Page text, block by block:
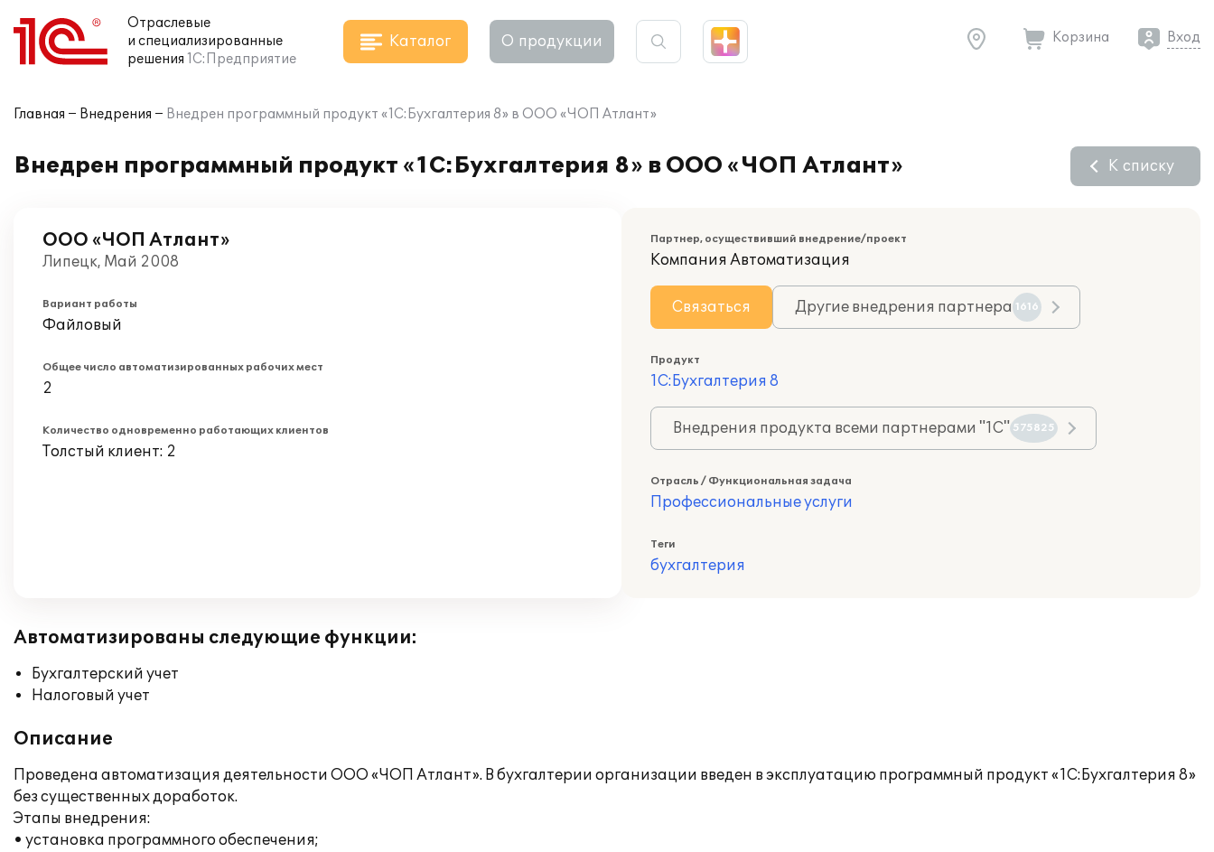
Отраслевые
и специализированные
решения 1С:Предприятие
Каталог О продукции Корзина Вход
Главная Внедрения Внедрен программный продукт «1С:Бухгалтерия 8» в ООО «ЧОП Атлант»
Внедрен программный продукт «1С:Бухгалтерия 8» в ООО «ЧОП Атлант» К списку
ООО «ЧОП Атлант»
Липецк, Май 2008
Вариант работы
Файловый
Общее число автоматизированных рабочих мест
2
Количество одновременно работающих клиентов
Толстый клиент: 2
Партнер, осуществивший внедрение/проект
Компания Автоматизация
Связаться Другие внедрения партнера 1616
Продукт
1С:Бухгалтерия 8
Внедрения продукта всеми партнерами "1С" 575825
Отрасль / Функциональная задача
Профессиональные услуги
Теги
бухгалтерия
Автоматизированы следующие функции:
Бухгалтерский учет
Налоговый учет
Описание
Проведена автоматизация деятельности ООО «ЧОП Атлант». В бухгалтерии организации введен в эксплуатацию программный продукт «1C:Бухгалтерия 8»
без существенных доработок.
Этапы внедрения:
• установка программного обеспечения;